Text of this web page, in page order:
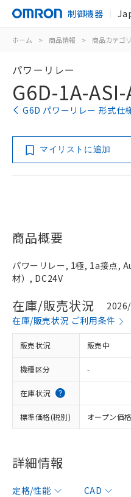
制御機器
ホーム > 商品情報 > 商品カテゴリ
パワーリレー
G6D-1A-
G6D パワーリレー 形式仕
マイリストに追加
商品概要
パワーリレー, 1極, 1a接点,
材）, DC24V
在庫/販売状況
在庫/販売状況 ご利用条件
販売状況 販売中
機種区分 -
在庫状況
標準価格(税別) オープン価格
詳細情報
定格/性能 CAD